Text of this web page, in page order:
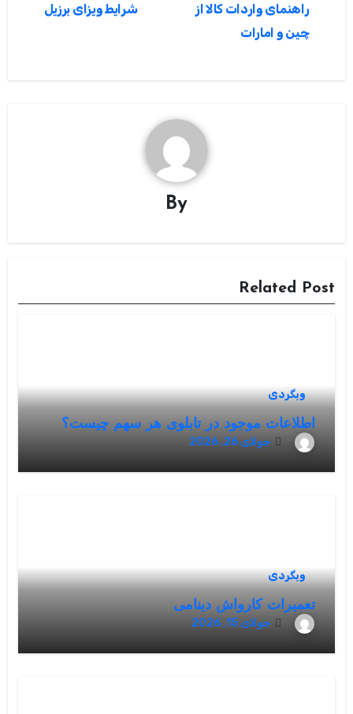
نوشته
راهنمای واردات کالا از
چین و امارات
شرایط ویزای برزیل
By
Related Post
وبگردی
اطلاعات موجود در تابلوی هر سهم چیست؟
جولای 26, 2026
وبگردی
تعمیرات کارواش دینامی
جولای 15, 2026